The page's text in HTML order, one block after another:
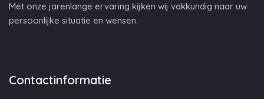
Met onze jarenlange ervaring kijken wij vakkundig naar uw
persoonlijke situatie en wensen.
Contactinformatie